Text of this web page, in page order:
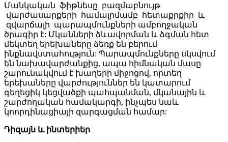
Մանկական ֆիթնեսը բազմաբնույթ
վարժասարքերի համալրմամբ հետաքրքիր և
զվարճալի պարապմունքների ամբողջական
ծրագիր է: Մկանների ձևավորման և ձգման հետ
մեկտեղ երեխաները ձեռք են բերում
ինքնավստահություն: Պարապմունքները սկսվում
են նախավարժանքից, ապա հիմնական մասը
շարունակվում է խաղերի միջոցով, որտեղ
երեխաները վարժություններ են կատարում
գեղեցիկ կեցվածքի պահպանման, մկանային և
շարժողական համակարգի, ինչպես նաև
կոորդինացիայի զարգացման համար:
Դիզայն և ինտերիեր